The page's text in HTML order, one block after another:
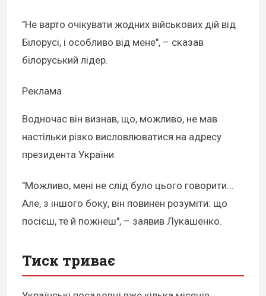
"Не варто очікувати жодних військових дій від
Білорусі, і особливо від мене", – сказав
білоруський лідер.
Реклама
Водночас він визнав, що, можливо, не мав
настільки різко висловлюватися на адресу
президента України.
"Можливо, мені не слід було цього говорити...
Але, з іншого боку, він повинен розуміти: що
посієш, те й пожнеш", – заявив Лукашенко.
Тиск триває